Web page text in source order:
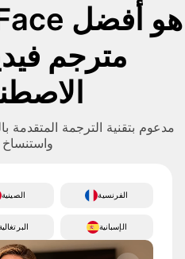
مترجم
الصينية الفرنسية
الإسبانية